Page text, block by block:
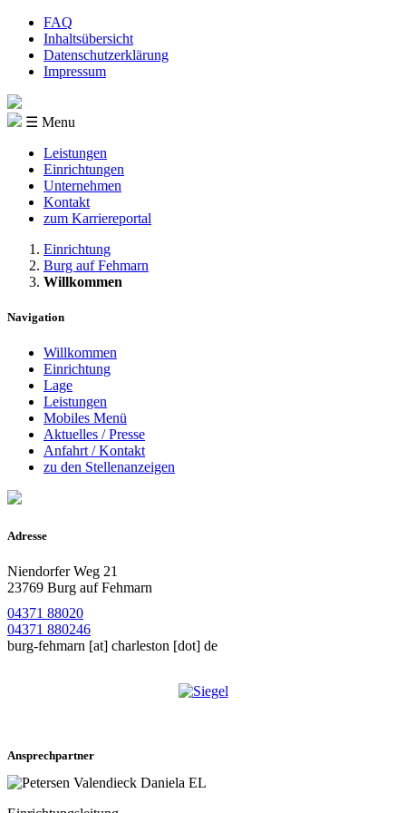
FAQ
Inhaltsübersicht
Datenschutzerklärung
Impressum
☰ Menu
Leistungen
Einrichtungen
Unternehmen
Kontakt
zum Karriereportal
Einrichtung
Burg auf Fehmarn
Willkommen
Navigation
Willkommen
Einrichtung
Lage
Leistungen
Mobiles Menü
Aktuelles / Presse
Anfahrt / Kontakt
zu den Stellenanzeigen
Adresse
Niendorfer Weg 21
23769 Burg auf Fehmarn
04371 88020
04371 880246
burg-fehmarn [at] charleston [dot] de
Ansprechpartner